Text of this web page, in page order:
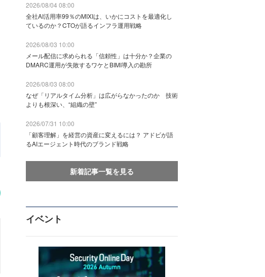
2026/08/04 08:00
全社AI活用率99％のMIXIは、いかにコストを最適化し
ているのか？CTOが語るインフラ運用戦略
2026/08/03 10:00
メール配信に求められる「信頼性」は十分か？企業の
DMARC運用が失敗するワケとBIMI導入の勘所
2026/08/03 08:00
なぜ「リアルタイム分析」は広がらなかったのか 技術
よりも根深い、“組織の壁”
2026/07/31 10:00
「顧客理解」を経営の資産に変えるには？ アドビが語
るAIエージェント時代のブランド戦略
新着記事一覧を見る
イベント